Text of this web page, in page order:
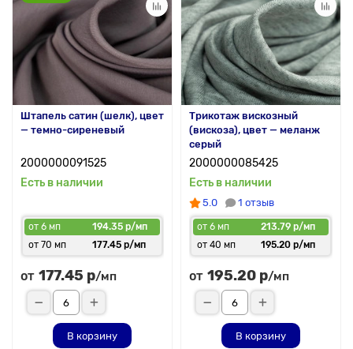
Штапель сатин (шелк), цвет
— темно-сиреневый
2000000091525
Есть в наличии
от 6 мп
194.35 р/мп
от 70 мп
177.45 р/мп
от 177.45 р/мп
В корзину
Трикотаж вискозный
(вискоза), цвет — меланж
серый
2000000085425
Есть в наличии
5.0 1 отзыв
от 6 мп
213.79 р/мп
от 40 мп
195.20 р/мп
от 195.20 р/мп
В корзину